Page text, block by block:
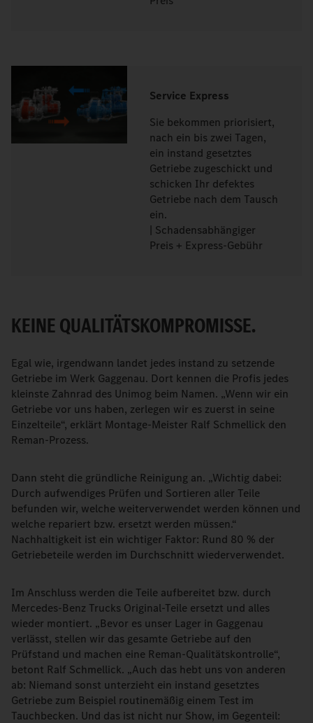
Service Express
Sie bekommen priorisiert,
nach ein bis zwei Tagen,
ein instand gesetztes
Getriebe zugeschickt und
schicken Ihr defektes
Getriebe nach dem Tausch
ein.
| Schadensabhängiger
Preis + Express-Gebühr
KEINE QUALITÄTSKOMPROMISSE.
Egal wie, irgendwann landet jedes instand zu setzende
Getriebe im Werk Gaggenau. Dort kennen die Profis jedes
kleinste Zahnrad des Unimog beim Namen. „Wenn wir ein
Getriebe vor uns haben, zerlegen wir es zuerst in seine
Einzelteile“, erklärt Montage-Meister Ralf Schmellick den
Reman-Prozess.
Dann steht die gründliche Reinigung an. „Wichtig dabei:
Durch aufwendiges Prüfen und Sortieren aller Teile
befunden wir, welche weiterverwendet werden können und
welche repariert bzw. ersetzt werden müssen.“
Nachhaltigkeit ist ein wichtiger Faktor: Rund 80 % der
Getriebeteile werden im Durchschnitt wiederverwendet.
Im Anschluss werden die Teile aufbereitet bzw. durch
Mercedes-Benz Trucks Original-Teile ersetzt und alles
wieder montiert. „Bevor es unser Lager in Gaggenau
verlässt, stellen wir das gesamte Getriebe auf den
Prüfstand und machen eine Reman-Qualitätskontrolle“,
betont Ralf Schmellick. „Auch das hebt uns von anderen
ab: Niemand sonst unterzieht ein instand gesetztes
Getriebe zum Beispiel routinemäßig einem Test im
Tauchbecken. Und das ist nicht nur Show, im Gegenteil: